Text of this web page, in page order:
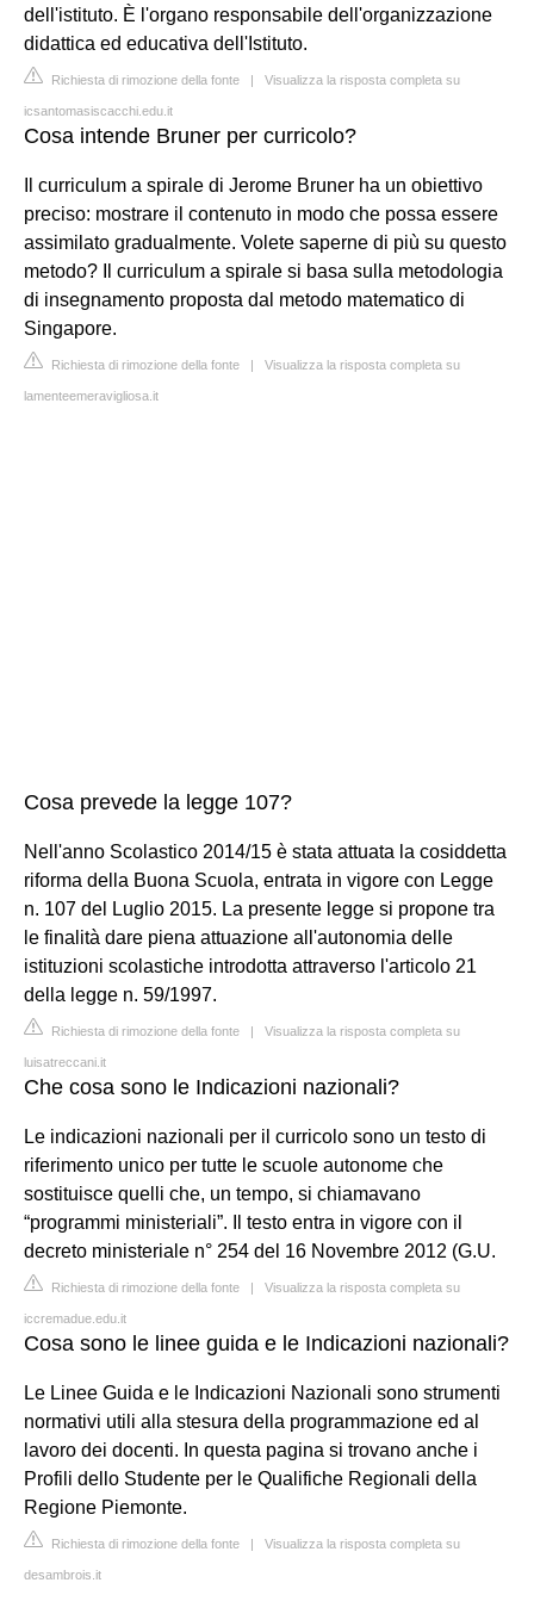
dell'istituto. È l'organo responsabile dell'organizzazione
didattica ed educativa dell'Istituto.
Richiesta di rimozione della fonte | Visualizza la risposta completa su
icsantomasiscacchi.edu.it
Cosa intende Bruner per curricolo?
Il curriculum a spirale di Jerome Bruner ha un obiettivo
preciso: mostrare il contenuto in modo che possa essere
assimilato gradualmente. Volete saperne di più su questo
metodo? Il curriculum a spirale si basa sulla metodologia
di insegnamento proposta dal metodo matematico di
Singapore.
Richiesta di rimozione della fonte | Visualizza la risposta completa su
lamenteemeravigliosa.it
Cosa prevede la legge 107?
Nell'anno Scolastico 2014/15 è stata attuata la cosiddetta
riforma della Buona Scuola, entrata in vigore con Legge
n. 107 del Luglio 2015. La presente legge si propone tra
le finalità dare piena attuazione all'autonomia delle
istituzioni scolastiche introdotta attraverso l'articolo 21
della legge n. 59/1997.
Richiesta di rimozione della fonte | Visualizza la risposta completa su
luisatreccani.it
Che cosa sono le Indicazioni nazionali?
Le indicazioni nazionali per il curricolo sono un testo di
riferimento unico per tutte le scuole autonome che
sostituisce quelli che, un tempo, si chiamavano
“programmi ministeriali”. Il testo entra in vigore con il
decreto ministeriale n° 254 del 16 Novembre 2012 (G.U.
Richiesta di rimozione della fonte | Visualizza la risposta completa su
iccremadue.edu.it
Cosa sono le linee guida e le Indicazioni nazionali?
Le Linee Guida e le Indicazioni Nazionali sono strumenti
normativi utili alla stesura della programmazione ed al
lavoro dei docenti. In questa pagina si trovano anche i
Profili dello Studente per le Qualifiche Regionali della
Regione Piemonte.
Richiesta di rimozione della fonte | Visualizza la risposta completa su
desambrois.it